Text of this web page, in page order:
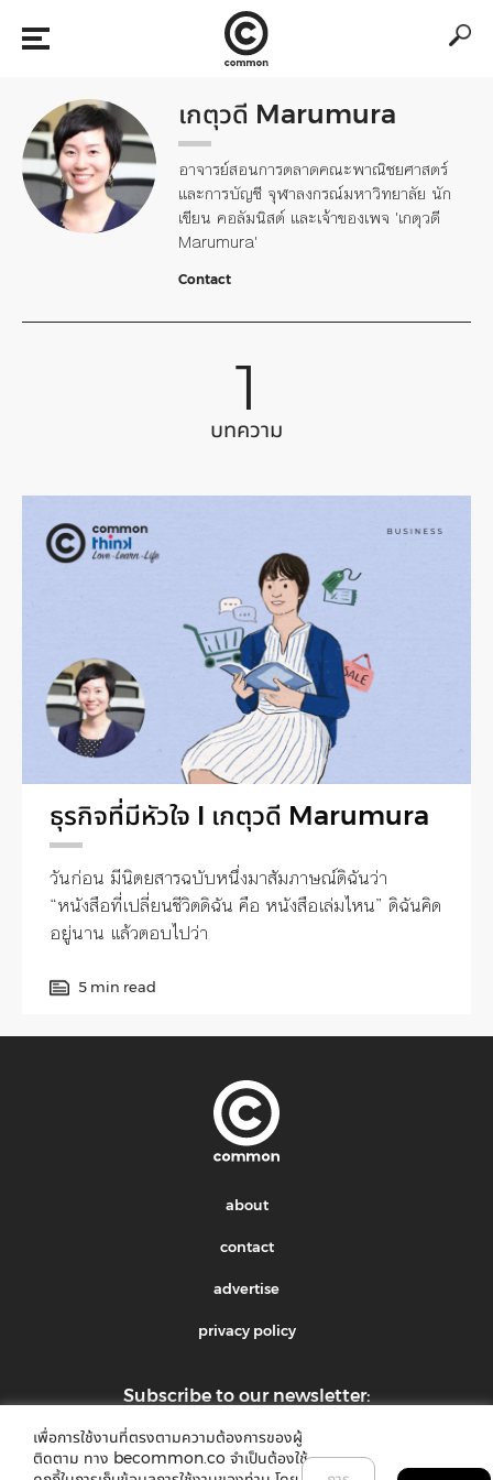
เกตุวดี Marumura
อาจารย์สอนการตลาดคณะพาณิชยศาสตร์
และการบัญชี จุฬาลงกรณ์มหาวิทยาลัย นัก
เขียน คอลัมนิสต์ และเจ้าของเพจ 'เกตุวดี
Marumura'
Contact
1
บทความ
ธุรกิจที่มีหัวใจ I เกตุวดี Marumura
วันก่อน มีนิตยสารฉบับหนึ่งมาสัมภาษณ์ดิฉันว่า
“หนังสือที่เปลี่ยนชีวิตดิฉัน คือ หนังสือเล่มไหน” ดิฉันคิด
อยู่นาน แล้วตอบไปว่า
5 min read
about
contact
advertise
privacy policy
Subscribe to our newsletter:
submit
เพื่อการใช้งานที่ตรงตามความต้องการของผู้
ติดตาม ทาง becommon.co จำเป็นต้องใช้